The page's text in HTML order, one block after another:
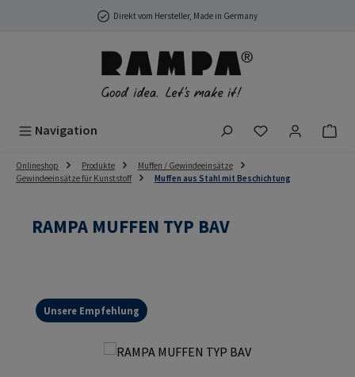
Zum Hauptinhalt springenDirekt vom Hersteller, Made in Germany
Navigation Du hast 0
Onlineshop Produkte
Muffen / Gewindeeinsätze
Gewindeeinsätze für Kunststoff
Muffen aus Stahl mit Beschichtung
RAMPA MUFFEN TYP BAV
Unsere Empfehlung
Bildergalerie überspringen